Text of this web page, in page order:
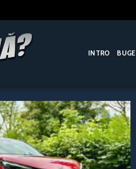
INTRO